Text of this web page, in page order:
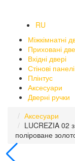
RU
Міжкімнатні
Приховані
Вхідні двері
Стінові панелі
Плінтус
Аксесуари
Дверні ручки
Аксесуари
LUCREZIA 02
поліроване